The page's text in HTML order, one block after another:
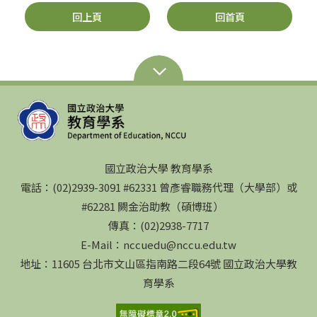
回上頁 回首頁
國立政治大學 教育學系
電話：(02)2939-3091 #62331 曾彥睿職務代理（大學部）或
#62281 闕金治助教（碩博班）
傳真：(02)2938-7717
E-Mail：nccuedu@nccu.edu.tw
地址：11605 台北市文山區指南路二段64號 國立政治大學教
育學系